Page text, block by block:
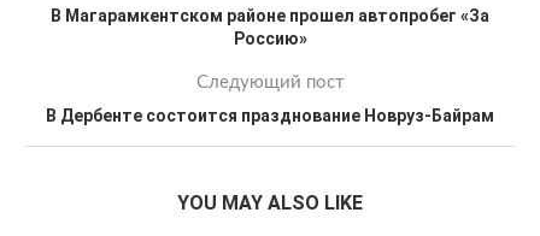
В Магарамкентском районе прошел автопробег «За
Россию»
Следующий пост
В Дербенте состоится празднование Новруз-Байрам
YOU MAY ALSO LIKE